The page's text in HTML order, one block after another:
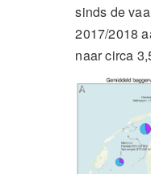
sinds de
2017/2018
naar circa